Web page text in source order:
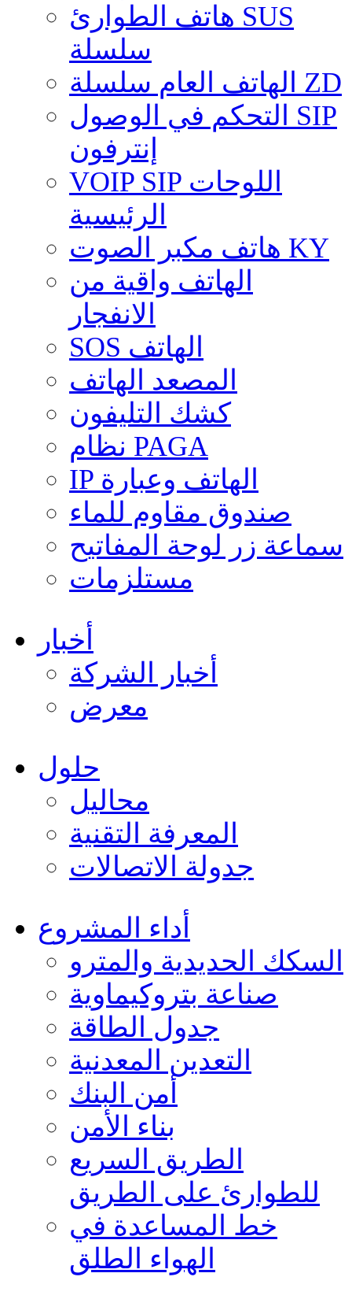
هاتف الطوارئ SUS
سلسلة
الهاتف العام سلسلة ZD
التحكم في الوصول SIP
إنترفون
VOIP SIP اللوحات
الرئيسية
هاتف مكبر الصوت KY
الهاتف واقية من
الانفجار
SOS الهاتف
المصعد الهاتف
كشك التليفون
نظام PAGA
IP الهاتف وعبارة
صندوق مقاوم للماء
سماعة زر لوحة المفاتيح
مستلزمات
أخبار
أخبار الشركة
معرض
حلول
محاليل
المعرفة التقنية
جدولة الاتصالات
أداء المشروع
السكك الحديدية والمترو
صناعة بتروكيماوية
جدول الطاقة
التعدين المعدنية
أمن البنك
بناء الأمن
الطريق السريع
للطوارئ على الطريق
خط المساعدة في
الهواء الطلق